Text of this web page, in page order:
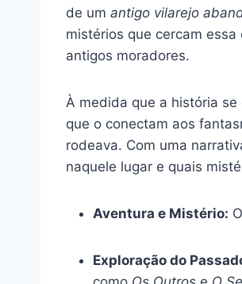
de um antigo vilarejo
mistérios que cercam
antigos moradores.
À medida que a história
que o conectam aos
rodeava. Com uma
naquele lugar e quais
Aventura e Mistério:
Exploração do